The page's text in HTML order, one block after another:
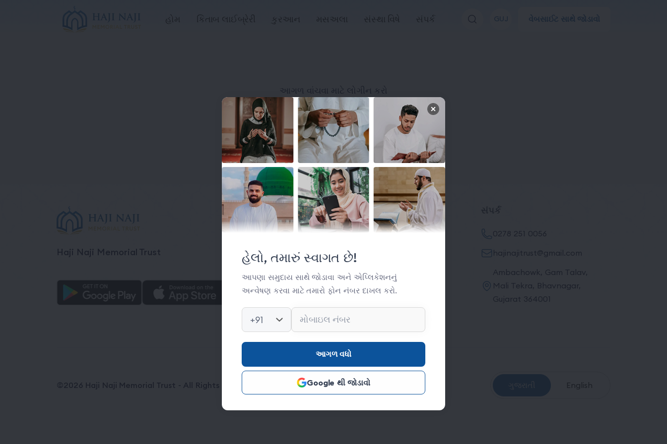
હોમ કિતાબ લાઈબ્રેરી કુરઆન મસઅલા સંસ્થા વિષે સંપર્ક GUJ વેબસાઈટ સાથે જોડાવો
આગળ વાંચવા માટે લોગીન કરો
લોગિન
Haji Naji Memorial Trust
લિંક્સ
મહત્વપૂર્ણ લિંક્સ
સંપર્ક
કિતાબ લાઈબ્રેરી
ફોટો ગેલેરી
0278 251 0056
hajinajitrust@gmail.com
Ambachowk, Gam Talav,
Mali Tekra, Bhavnagar,
Gujarat 364001
©2026 Haji Naji Memorial Trust - All Rights Reserved Credits: ગુજરાતી English
હેલો, તમારું સ્વાગત છે!
આપણા સમુદાય સાથે જોડાવા અને એપ્લિકેશનનું
અન્વેષણ કરવા માટે તમારો ફોન નંબર દાખલ કરો.
+91
આગળ વધો
Google થી જોડાવો